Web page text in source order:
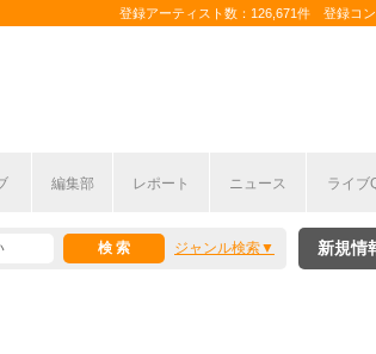
登録アーティスト数：126,671件 登録コ
編集部 レポート ニュース ライブ
ジャンル検索 新規情